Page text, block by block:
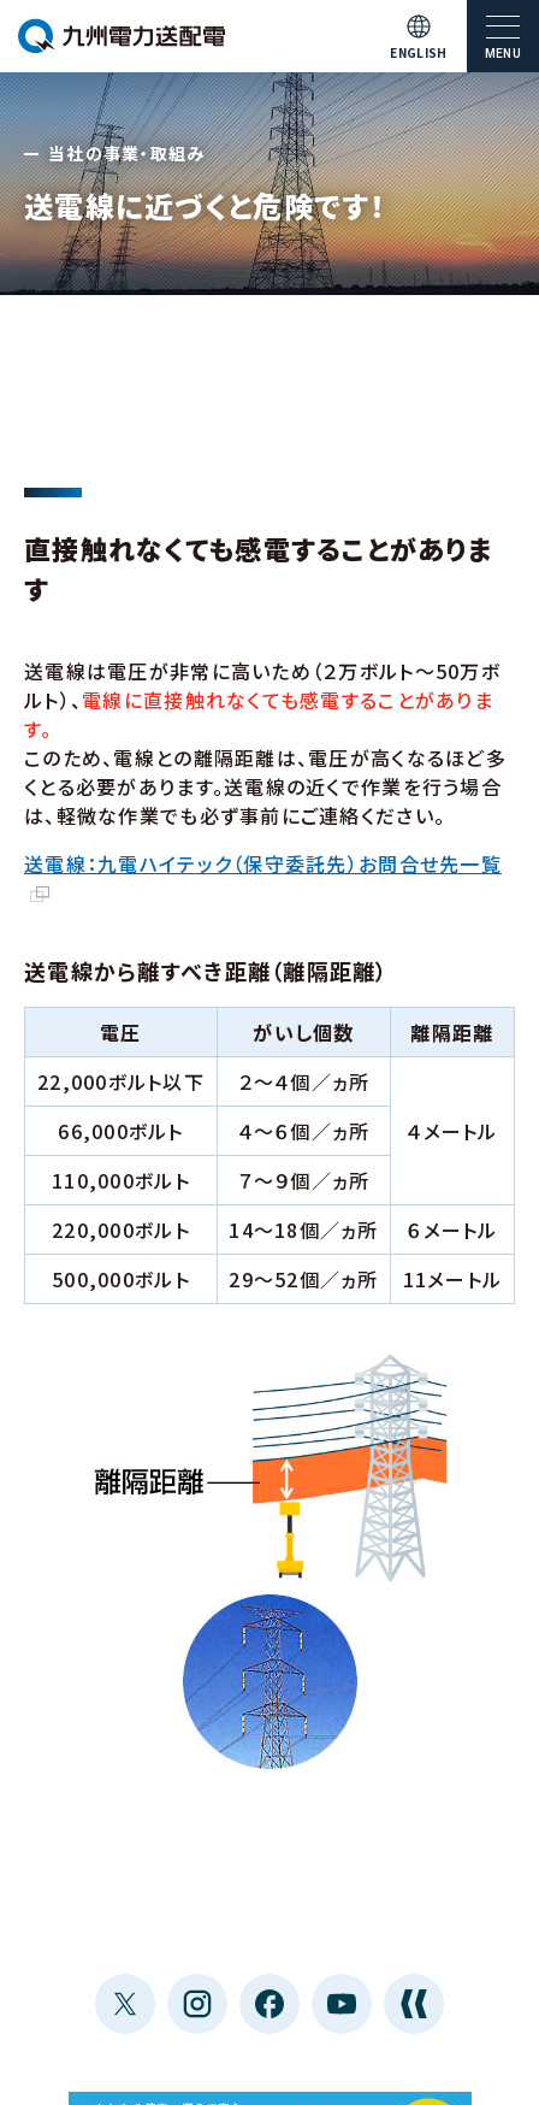
ENGLISH MENU
当社の事業・取組み
送電線に近づくと危険です！
直接触れなくても感電することがありま
す
送電線は電圧が非常に高いため（２万ボルト～50万ボ
ルト）、電線に直接触れなくても感電することがありま
す。
このため、電線との離隔距離は、電圧が高くなるほど多
くとる必要があります。送電線の近くで作業を行う場合
は、軽微な作業でも必ず事前にご連絡ください。
送電線：九電ハイテック（保守委託先）お問合せ先一覧
送電線から離すべき距離（離隔距離）
電圧 がいし個数
離隔距離
22,000ボルト以下
２～４個／ヵ所
４メートル
66,000ボルト
４～６個／ヵ所
110,000ボルト
７～９個／ヵ所
220,000ボルト
14～18個／ヵ所
６メートル
500,000ボルト
29～52個／ヵ所 11メートル